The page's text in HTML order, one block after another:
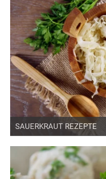
SAUERKRAUT REZEPTE